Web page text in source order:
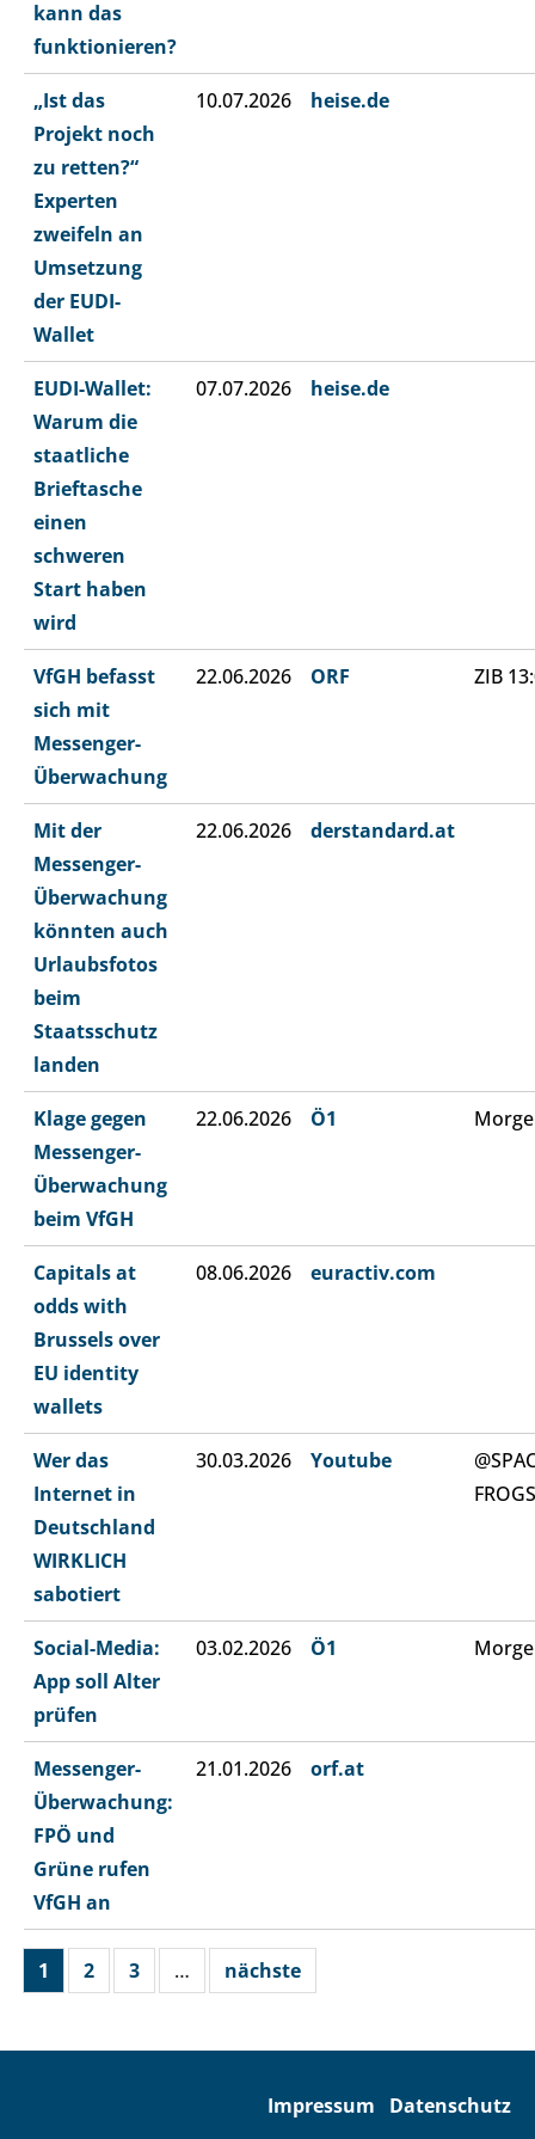
kann das
funktionieren?
„Ist das
Projekt noch
zu retten?“
Experten
zweifeln an
Umsetzung
der EUDI-
Wallet
10.07.2026 heise.de
EUDI-Wallet:
Warum die
staatliche
Brieftasche
einen
schweren
Start haben
wird
07.07.2026 heise.de
VfGH befasst
sich mit
Messenger-
Überwachung
22.06.2026 ORF ZIB
Mit der
Messenger-
Überwachung
könnten auch
Urlaubsfotos
beim
Staatsschutz
landen
22.06.2026 derstandard.at
Klage gegen
Messenger-
Überwachung
beim VfGH
22.06.2026 Ö1
Capitals at
odds with
Brussels over
EU identity
wallets
08.06.2026 euractiv.com
Wer das
Internet in
Deutschland
WIRKLICH
sabotiert
30.03.2026 Youtube
FROGS
Social-Media:
App soll Alter
prüfen
03.02.2026 Ö1
Messenger-
Überwachung:
FPÖ und
Grüne rufen
VfGH an
21.01.2026 orf.at
1 2 3 … nächste
Impressum Datenschutz